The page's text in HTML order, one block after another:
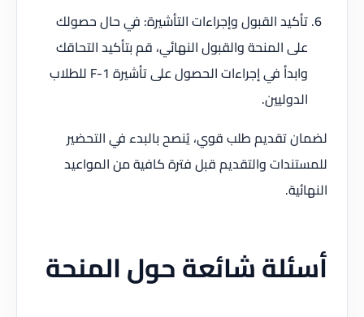
تأكيد القبول وإجراءات التأشيرة: في حال حصولك
على المنحة والقبول النهائي، قم بتأكيد التحاقك
وابدأ في إجراءات الحصول على تأشيرة F-1 للطلاب
الدوليين.
لضمان تقديم طلب قوي، يُنصح بالبدء في التحضير
للمستندات والتقديم قبل فترة كافية من المواعيد
النهائية.
أسئلة شائعة حول المنحة